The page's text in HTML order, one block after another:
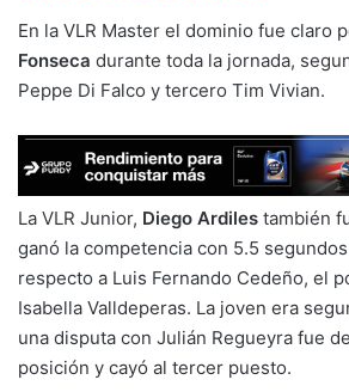
En la VLR Master el dominio fue claro
Fonseca durante toda la jornada,
Peppe Di Falco y tercero Tim Vivian.
La VLR Junior, Diego Ardiles también
ganó la competencia con 5.5
respecto a Luis Fernando Cedeño, el
Isabella Valldeperas. La joven era
una disputa con Julián Regueyra fue
posición y cayó al tercer puesto.